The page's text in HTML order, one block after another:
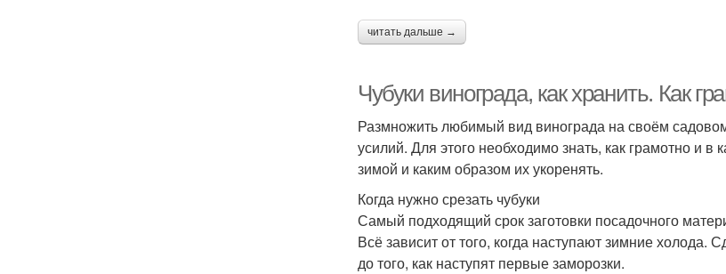
читать дальше →
Чубуки винограда, как хранить. Как
Размножить любимый вид винограда на своём
усилий. Для этого необходимо знать, как грамотно и в
зимой и каким образом их укоренять.
Когда нужно срезать чубуки
Самый подходящий срок заготовки посадочного
Всё зависит от того, когда наступают зимние холода.
до того, как наступят первые заморозки.